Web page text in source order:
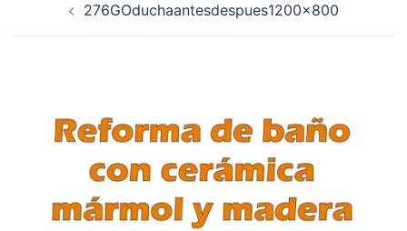
276GOduchaantesdespues1200x800